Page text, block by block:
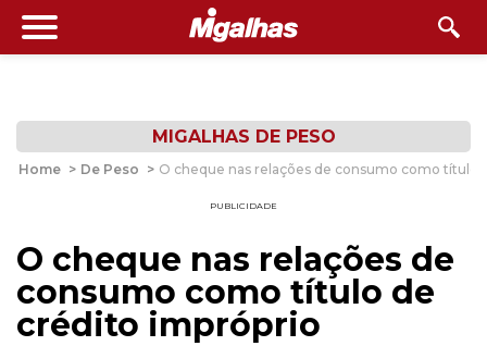
MIGALHAS DE PESO
Home > De Peso > O cheque nas relações de consumo como título
PUBLICIDADE
O cheque nas relações de
consumo como título de
crédito impróprio